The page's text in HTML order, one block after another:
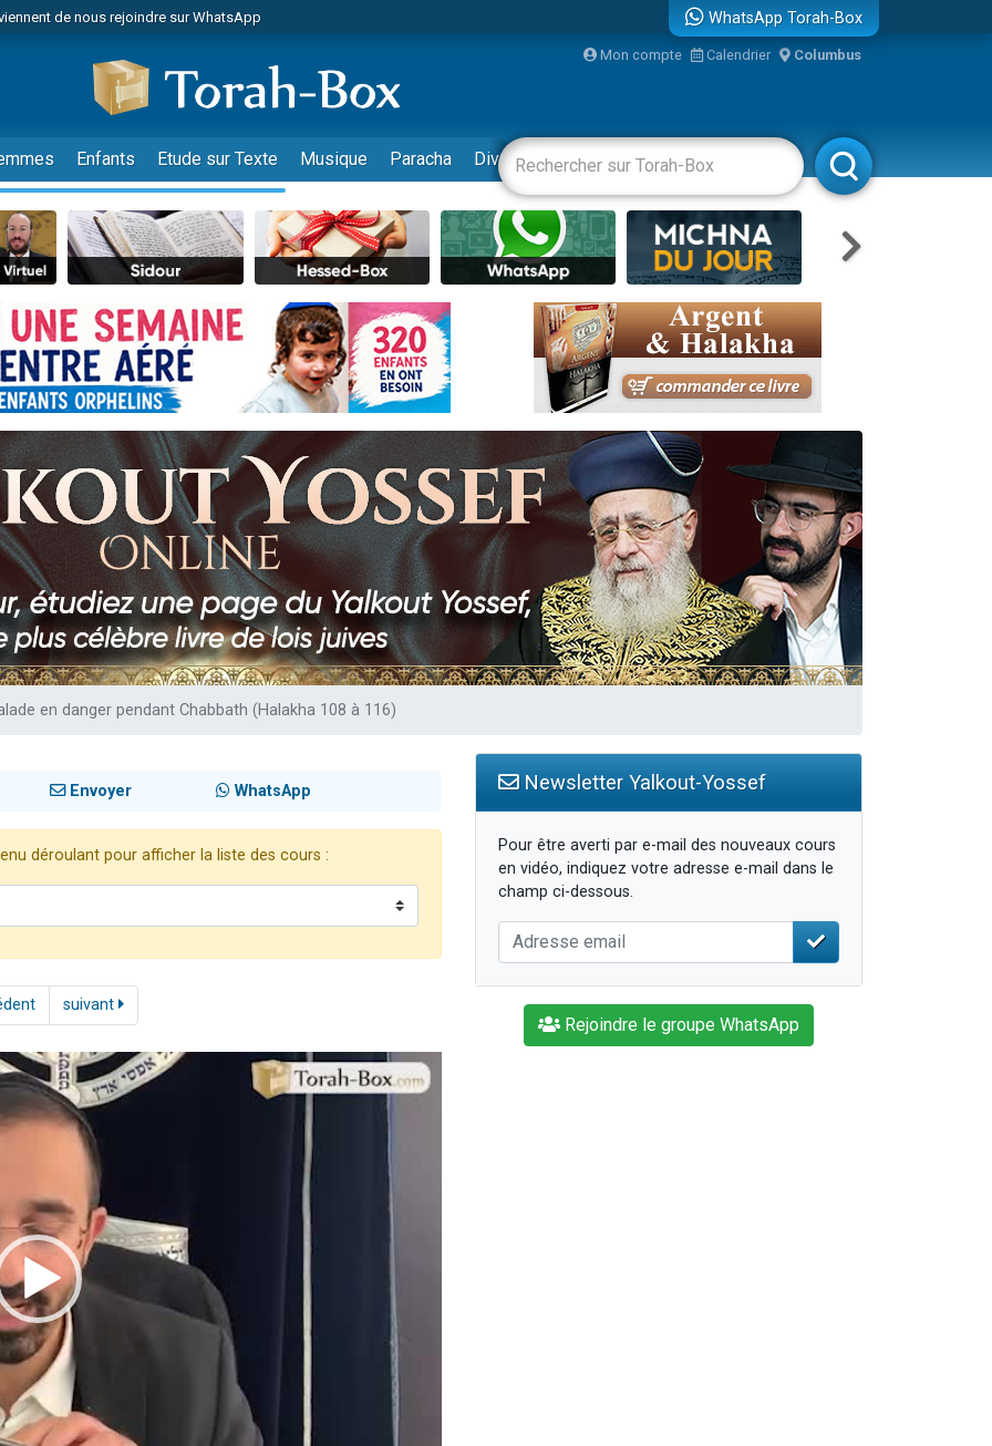
de nous rejoindre sur WhatsApp
musiques dans Torah-Box Music
viennent de faire un don pour Tsédaka : pauvres d'Israel
viennent de faire un don pour Diane, 80 ans, dans un appartement insalubre
radio : Visions de grandeur n°104 : Le Chabbath et le Birkat Hamazone à travers le temps
de demander une bénédiction
viennent de faire un don pour Sauvez la jambe de Yohan
places pour étudier en groupe sur Zoom
son Maasser
de donner son Maasser
viennent de faire un don pour 5 enfants déjà orphelins risquent de perdre leur maman
viennent de faire un don pour Reloger Rivka, 6 enfants, victime de violences...
viennent de demander une bénédiction
places pour étudier en groupe sur Zoom
donner son Maasser
de nous rejoindre sur WhatsApp
de nous rejoindre sur WhatsApp
de donner son Maasser
de nous rejoindre sur WhatsApp
WhatsApp Torah-Box
Mon compte Calendrier Columbus
Enfants Etude sur Texte Musique Paracha Divertissements Livres Rabbanim
en danger pendant Chabbath (Halakha 108 à 116)
Envoyer WhatsApp
déroulant pour afficher la liste des cours :
suivant
Newsletter Yalkout-Yossef
Pour être averti par e-mail des nouveaux cours
en vidéo, indiquez votre adresse e-mail dans le
champ ci-dessous.
Rejoindre le groupe WhatsApp